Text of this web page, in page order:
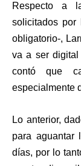
Respecto a
solicitados
obligatorio-,
va a ser digital
contó que
especialmente
Lo anterior,
para aguantar
días, por lo